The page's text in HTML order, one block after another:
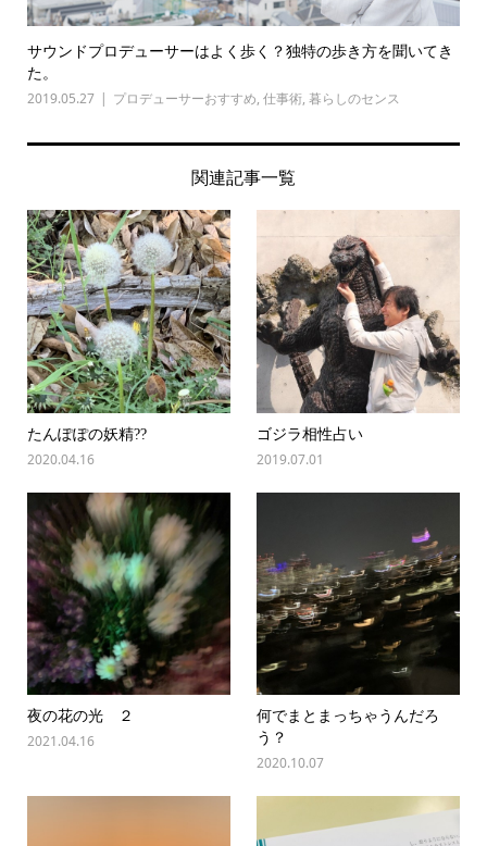
サウンドプロデューサーはよく歩く？独特の歩き方を聞いてき
た。
2019.05.27 プロデューサーおすすめ, 仕事術, 暮らしのセンス
関連記事一覧
たんぽぽの妖精??
2020.04.16
ゴジラ相性占い
2019.07.01
夜の花の光 ２
2021.04.16
何でまとまっちゃうんだろ
う？
2020.10.07